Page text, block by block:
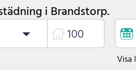
i Brandstorp.
Visa